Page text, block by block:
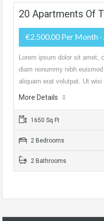
20 Apartments Of
€2.500,00 Per Month -
Lorem ipsum dolor sit amet,
diam nonummy nibh
aliquam erat volutpat. Ut
More Details
1650 Sq Ft
2 Bedrooms
2 Bathrooms